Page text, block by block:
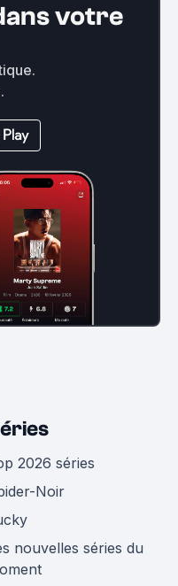
votre
2026 séries
Noir
nouvelles séries du